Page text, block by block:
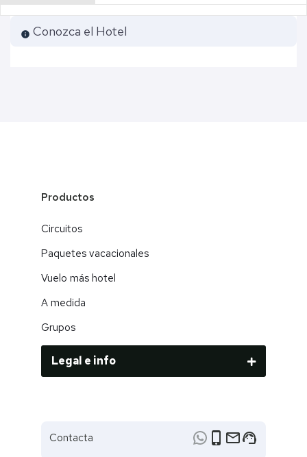
info Conozca el Hotel
Productos
Circuitos
Paquetes vacacionales
Vuelo más hotel
A medida
Grupos
Legal e info
Contacta phone_iphone emailsupport_agent